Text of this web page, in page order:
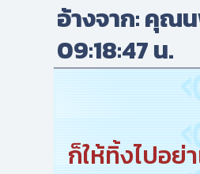
อ้างจาก: คุณ
09:18:47 น.
ก็ให้ทิ้งไปอย่